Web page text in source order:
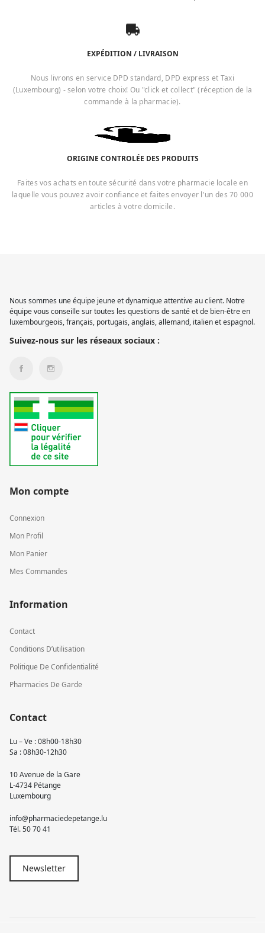
EXPÉDITION / LIVRAISON
Nous livrons en service DPD standard, DPD express et Taxi
(Luxembourg) - selon votre choix! Ou "click et collect" (réception de la
commande à la pharmacie).
ORIGINE CONTROLÉE DES PRODUITS
Faites vos achats en toute sécurité dans votre pharmacie locale en
laquelle vous pouvez avoir confiance et faites envoyer l'un des 70 000
articles à votre domicile.
Nous sommes une équipe jeune et dynamique attentive au client. Notre
équipe vous conseille sur toutes les questions de santé et de bien-être en
luxembourgeois, français, portugais, anglais, allemand, italien et espagnol.
Suivez-nous sur les réseaux sociaux :
Mon compte
Connexion
Mon Profil
Mon Panier
Mes Commandes
Information
Contact
Conditions D’utilisation
Politique De Confidentialité
Pharmacies De Garde
Contact
Lu – Ve : 08h00-18h30
Sa : 08h30-12h30
10 Avenue de la Gare
L-4734 Pétange
Luxembourg
info@pharmaciedepetange.lu
Tél.50 70 41
Newsletter